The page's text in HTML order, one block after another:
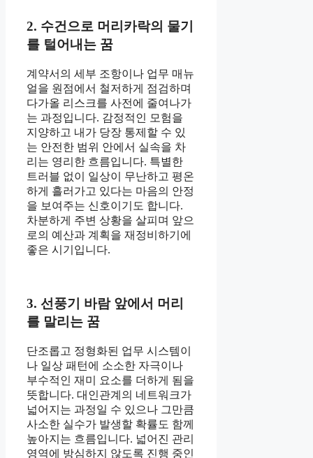
2. 수건으로 머리카락의 물기
를 털어내는 꿈
계약서의 세부 조항이나 업무 매뉴
얼을 원점에서 철저하게 점검하며
다가올 리스크를 사전에 줄여나가
는 과정입니다. 감정적인 모험을
지양하고 내가 당장 통제할 수 있
는 안전한 범위 안에서 실속을 차
리는 영리한 흐름입니다. 특별한
트러블 없이 일상이 무난하고 평온
하게 흘러가고 있다는 마음의 안정
을 보여주는 신호이기도 합니다.
차분하게 주변 상황을 살피며 앞으
로의 예산과 계획을 재정비하기에
좋은 시기입니다.
3. 선풍기 바람 앞에서 머리
를 말리는 꿈
단조롭고 정형화된 업무 시스템이
나 일상 패턴에 소소한 자극이나
부수적인 재미 요소를 더하게 됨을
뜻합니다. 대인관계의 네트워크가
넓어지는 과정일 수 있으나 그만큼
사소한 실수가 발생할 확률도 함께
높아지는 흐름입니다. 넓어진 관리
영역에 방심하지 않도록 진행 중인